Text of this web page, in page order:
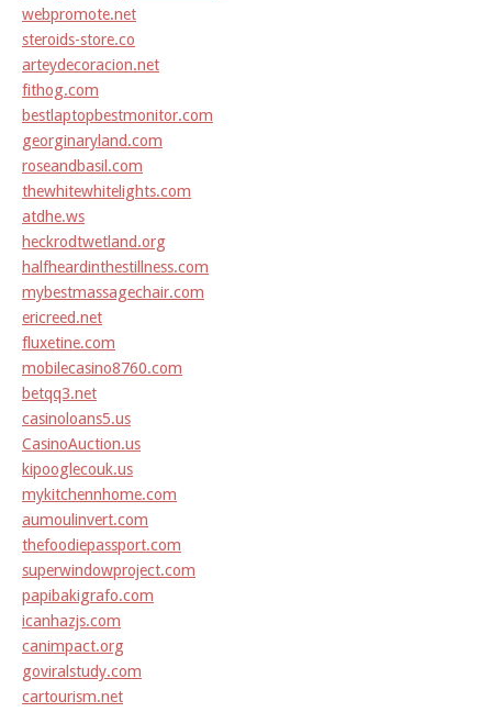
webpromote.net
steroids-store.co
arteydecoracion.net
fithog.com
bestlaptopbestmonitor.com
georginaryland.com
roseandbasil.com
thewhitewhitelights.com
atdhe.ws
heckrodtwetland.org
halfheardinthestillness.com
mybestmassagechair.com
ericreed.net
fluxetine.com
mobilecasino8760.com
betqq3.net
casinoloans5.us
CasinoAuction.us
kipooglecouk.us
mykitchennhome.com
aumoulinvert.com
thefoodiepassport.com
superwindowproject.com
papibakigrafo.com
icanhazjs.com
canimpact.org
goviralstudy.com
cartourism.net